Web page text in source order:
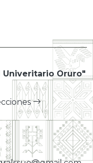
Univeritario Oruro"